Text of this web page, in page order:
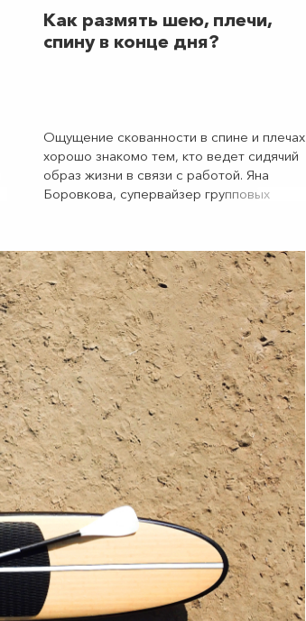
Как размять шею, плечи,
спину в конце дня?
Ощущение скованности в спине и плечах
хорошо знакомо тем, кто ведет сидячий
образ жизни в связи с работой. Яна
Боровкова, супервайзер групповых
поможет избежать дискомфорта.